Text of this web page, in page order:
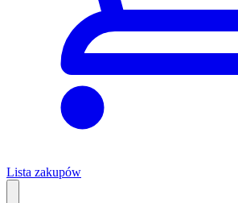
Lista zakupów